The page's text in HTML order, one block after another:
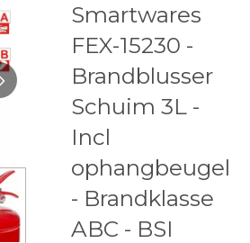
Smartwares
FEX-15230 -
Brandblusser
Schuim 3L -
Incl
ophangbeugel
- Brandklasse
ABC - BSI